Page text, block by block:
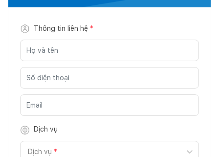
Thông tin liên hệ *
Dịch vụ
Dịch vụ *